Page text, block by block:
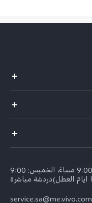
(السبت - الأربعاء : 9:00 صباحاً - 9:00 مساءً، الخميس: 9:00
service.sa@me.vivo.com